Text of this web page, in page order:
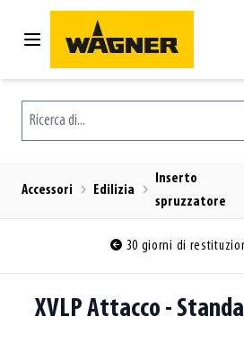
Salta al contenuto
Ricerca di...
Accessori Edilizia
Inserto
spruzzatore
30 giorni di
XVLP Attacco -